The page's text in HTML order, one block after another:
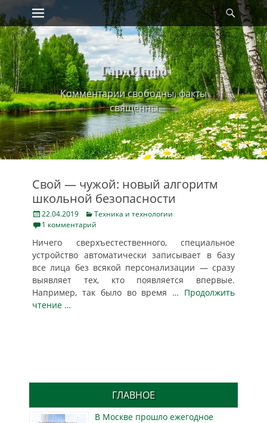
Skip
to
content
Primary Menu
ГардИнфо
Комментарии свободны, факты
священны
Свой — чужой: новый алгоритм
школьной безопасности
Posted
on
22.04.2019 Categories
Техника и технологии
1 комментарий
Ничего сверхъестественного, специальное
устройство автоматически записывает в базу
все лица без всякой персонализации — сразу
выявляет тех, кто появляется впервые.
Например, так было во время … Продолжить
чтение …
ГЛАВНОЕ
В Москве прошло ежегодное